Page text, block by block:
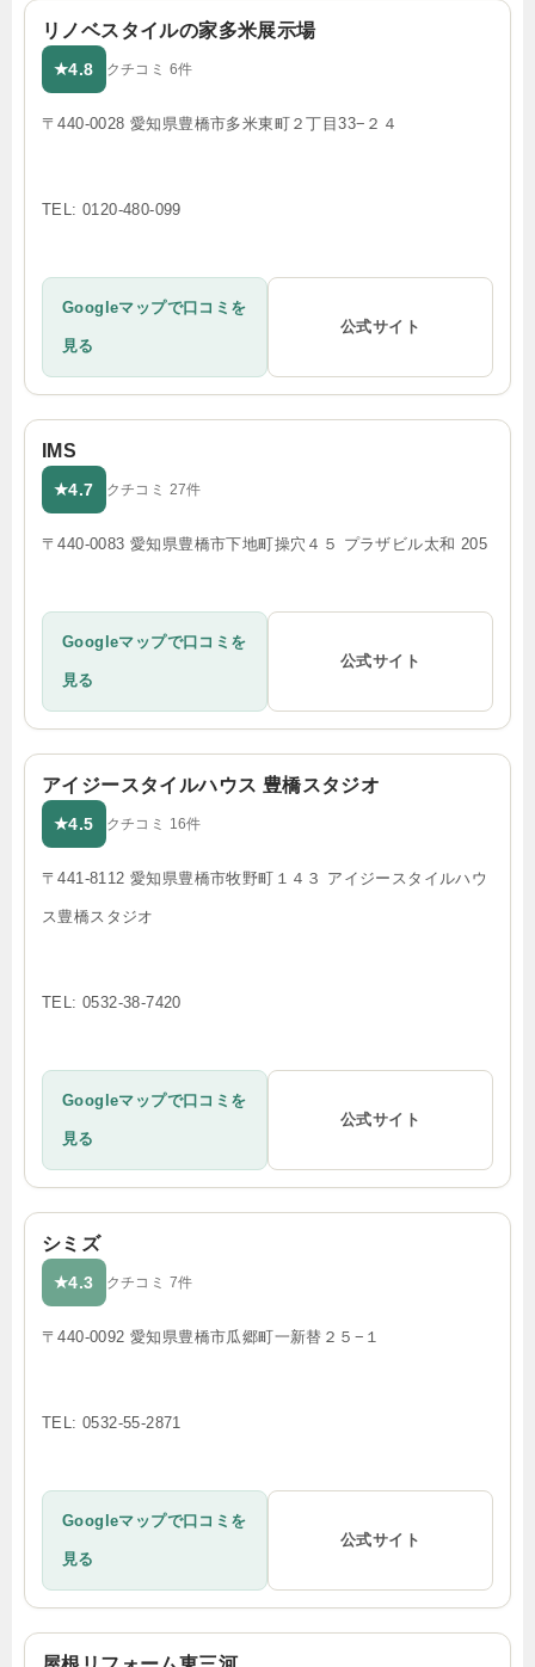
リノベスタイルの家多米展示場
★4.8 クチコミ 6件
〒440-0028 愛知県豊橋市多米東町２丁目33−２４
TEL: 0120-480-099
Googleマップで口コミを
見る
公式サイト
IMS
★4.7 クチコミ 27件
〒440-0083 愛知県豊橋市下地町操穴４５ プラザビル太和 205
Googleマップで口コミを
見る
公式サイト
アイジースタイルハウス 豊橋スタジオ
★4.5 クチコミ 16件
〒441-8112 愛知県豊橋市牧野町１４３ アイジースタイルハウ
ス豊橋スタジオ
TEL: 0532-38-7420
Googleマップで口コミを
見る
公式サイト
シミズ
★4.3 クチコミ 7件
〒440-0092 愛知県豊橋市瓜郷町一新替２５−１
TEL: 0532-55-2871
Googleマップで口コミを
見る
公式サイト